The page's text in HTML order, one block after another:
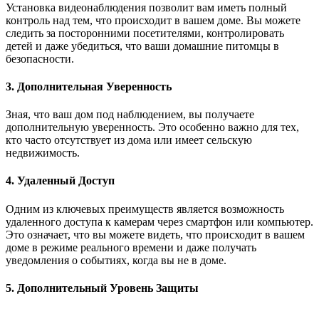
Установка видеонаблюдения позволит вам иметь полный
контроль над тем, что происходит в вашем доме. Вы можете
следить за посторонними посетителями, контролировать
детей и даже убедиться, что ваши домашние питомцы в
безопасности.
3. Дополнительная Уверенность
Зная, что ваш дом под наблюдением, вы получаете
дополнительную уверенность. Это особенно важно для тех,
кто часто отсутствует из дома или имеет сельскую
недвижимость.
4. Удаленный Доступ
Одним из ключевых преимуществ является возможность
удаленного доступа к камерам через смартфон или компьютер.
Это означает, что вы можете видеть, что происходит в вашем
доме в режиме реального времени и даже получать
уведомления о событиях, когда вы не в доме.
5. Дополнительный Уровень Защиты